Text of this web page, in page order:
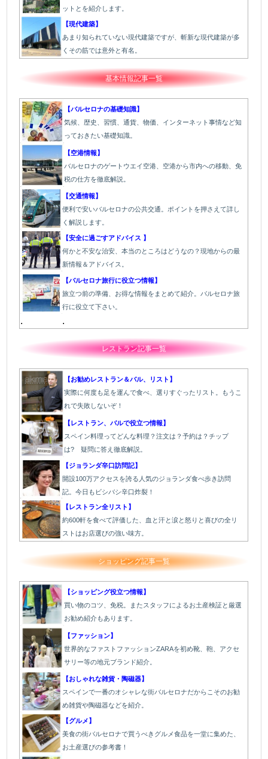
ットとを紹介します。
【現代建築】
あまり知られていない現代建築ですが、斬新な現代建築が多
くその筋では意外と有名。
基本情報記事一覧
【バルセロナの基礎知識】
気候、歴史、習慣、通貨、物価、インターネット事情など知
っておきたい基礎知識。
【空港情報】
バルセロナのゲートウエイ空港、空港から市内への移動、免
税の仕方を徹底解説。
【交通情報】
便利で安いバルセロナの公共交通。ポイントを押さえて詳し
く解説します。
【安全に過ごすアドバイス 】
何かと不安な治安、本当のところはどうなの？現地からの最
新情報＆アドバイス。
【バルセロナ旅行に役立つ情報】
旅立つ前の準備、お得な情報をまとめて紹介。バルセロナ旅
行に役立て下さい。
. .
レストラン記事一覧
【お勧めレストラン＆バル、リスト】
実際に何度も足を運んで食べ、選りすぐったリスト。もうこ
れで失敗しないぞ！
【レストラン、バルで役立つ情報】
スペイン料理ってどんな料理？注文は？予約は？チップ
は? 疑問に答え徹底解説。
【ジョランダ辛口訪問記】
開設100万アクセスを誇る人気のジョランダ食べ歩き訪問
記。今日もビシバシ辛口炸裂！
【レストラン全リスト】
約600軒を食べて評価した、血と汗と涙と怒りと喜びの全リ
ストはお店選びの強い味方。
ショッピング記事一覧
【ショッピング役立つ情報】
買い物のコツ、免税。またスタッフによるお土産検証と厳選
お勧め紹介もあります。
【ファッション】
世界的なファストファッションZARAを初め靴、鞄、アクセ
サリー等の地元ブランド紹介。
【おしゃれな雑貨・陶磁器】
スペインで一番のオシャレな街バルセロナだからこそのお勧
め雑貨や陶磁器などを紹介。
【グルメ】
美食の街バルセロナで買うべきグルメ食品を一堂に集めた、
お土産選びの参考書！